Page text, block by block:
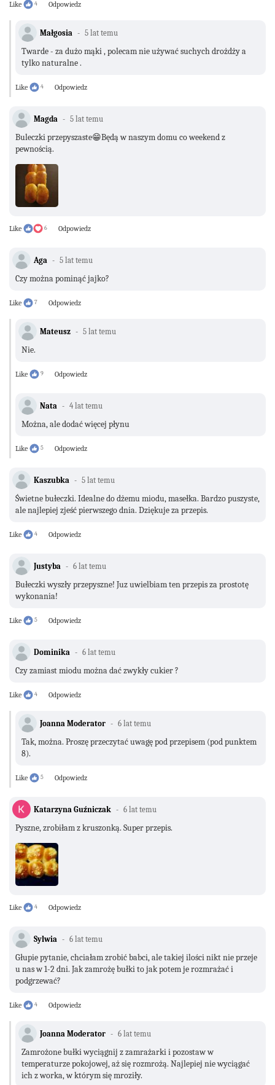
Like 4 Odpowiedz
Małgosia 5 lat temu
Twarde - za dużo mąki , polecam nie używać suchych drożdży a
tylko naturalne .
Like 4 Odpowiedz
Magda 5 lat temu
Buleczki przepyszaste😁Będą w naszym domu co weekend z
pewnością.
Like 6 Odpowiedz
Aga 5 lat temu
Czy można pominąć jajko?
Like 7 Odpowiedz
Mateusz 5 lat temu
Nie.
Like 9 Odpowiedz
Nata 4 lat temu
Można, ale dodać więcej płynu
Like 5 Odpowiedz
Kaszubka 5 lat temu
Świetne bułeczki. Idealne do dżemu miodu, masełka. Bardzo puszyste,
ale najlepiej zjeść pierwszego dnia. Dziękuje za przepis.
Like 4 Odpowiedz
Justyba 6 lat temu
Bułeczki wyszły przepyszne! Juz uwielbiam ten przepis za prostotę
wykonania!
Like 5 Odpowiedz
Dominika 6 lat temu
Czy zamiast miodu można dać zwykły cukier ?
Like 4 Odpowiedz
Joanna Moderator 6 lat temu
Tak, można. Proszę przeczytać uwagę pod przepisem (pod punktem
8).
Like 5 Odpowiedz
Katarzyna Guźniczak 6 lat temu
Pyszne, zrobiłam z kruszonką. Super przepis.
Like 4 Odpowiedz
Sylwia 6 lat temu
Głupie pytanie, chciałam zrobić babci, ale takiej ilości nikt nie przeje
u nas w 1-2 dni. Jak zamrożę bułki to jak potem je rozmrażać i
podgrzewać?
Like 4 Odpowiedz
Joanna Moderator 6 lat temu
Zamrożone bułki wyciągnij z zamrażarki i pozostaw w
temperaturze pokojowej, aż się rozmrożą. Najlepiej nie wyciągać
ich z worka, w którym się mroziły.